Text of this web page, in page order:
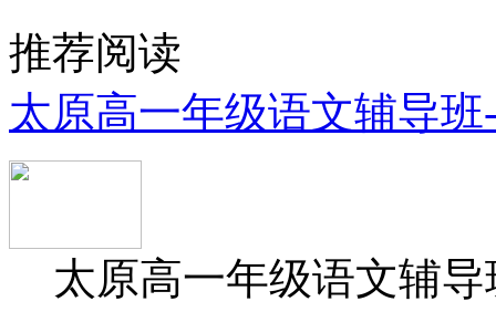
推荐阅读
太原高一年级语文辅导班
太原高一年级语文辅